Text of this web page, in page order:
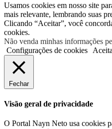
Usamos cookies em nosso site
mais relevante, lembrando suas
Clicando “Aceitar”, você
cookies.
Não venda minhas informações
Configurações de cookies
Fechar
Visão geral de privacidade
O Portal Nayn Neto usa cookies